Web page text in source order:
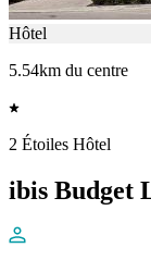
Hôtel
5.54km du centre
2 Étoiles Hôtel
ibis Budget